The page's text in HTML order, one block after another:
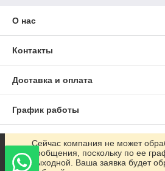
О нас
Контакты
Доставка и оплата
График работы
Полная версия сайта
Сейчас компания не может
сообщения, поскольку по ее
выходной. Ваша заявка будет